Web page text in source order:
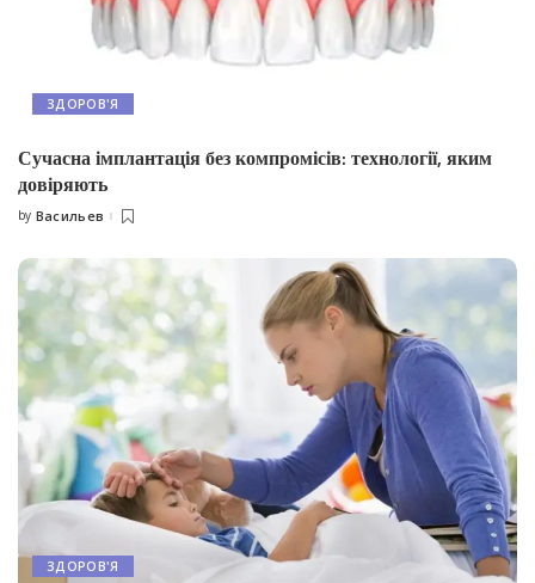
ЗДОРОВ'Я
Сучасна імплантація без компромісів: технології, яким
довіряють
Posted
by Васильев
ЗДОРОВ'Я